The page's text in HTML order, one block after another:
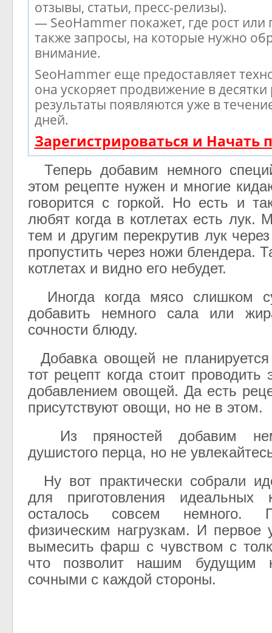
отзывы, статьи, пресс-релизы).
— SeoHammer покажет, где рост или
также запросы, на которые нужно
внимание.
SeoHammer еще предоставляет
она ускоряет продвижение в
результаты появляются уже в
дней.
Зарегистрироваться и Начать
Теперь добавим немного
этом рецепте нужен и многие
говорится с горкой. Но есть и
любят когда в котлетах есть лук.
тем и другим перекрутив лук
пропустить через ножи блендера.
котлетах и видно его небудет.
Иногда когда мясо слишком
добавить немного сала или
сочности блюду.
Добавка овощей не
тот рецепт когда стоит проводить
добавлением овощей. Да есть
присутствуют овощи, но не в этом.
Из пряностей добавим
душистого перца, но не
Ну вот практически собрали
для приготовления идеальных
осталось совсем немного.
физическим нагрузкам. И первое
вымесить фарш с чувством с
что позволит нашим будущим
сочными с каждой стороны.